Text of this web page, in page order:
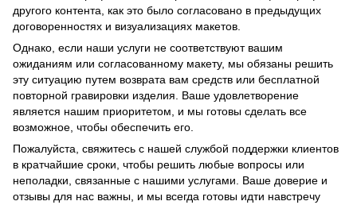
другого контента, как это было согласовано в предыдущих
договоренностях и визуализациях макетов.
Однако, если наши услуги не соответствуют вашим
ожиданиям или согласованному макету, мы обязаны решить
эту ситуацию путем возврата вам средств или бесплатной
повторной гравировки изделия. Ваше удовлетворение
является нашим приоритетом, и мы готовы сделать все
возможное, чтобы обеспечить его.
Пожалуйста, свяжитесь с нашей службой поддержки клиентов
в кратчайшие сроки, чтобы решить любые вопросы или
неполадки, связанные с нашими услугами. Ваше доверие и
отзывы для нас важны, и мы всегда готовы идти навстречу